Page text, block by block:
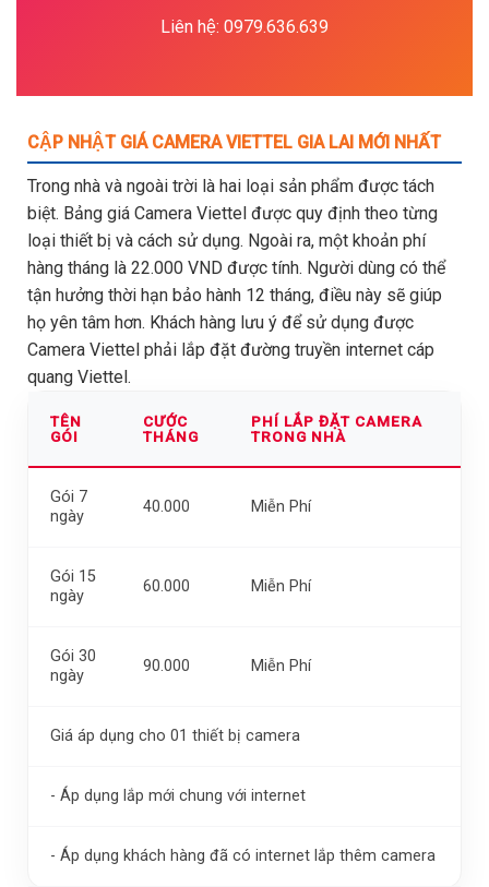
Liên hệ: 0979.636.639
CẬP NHẬT GIÁ CAMERA VIETTEL GIA LAI MỚI NHẤT
Trong nhà và ngoài trời là hai loại sản phẩm được tách
biệt. Bảng giá Camera Viettel được quy định theo từng
loại thiết bị và cách sử dụng. Ngoài ra, một khoản phí
hàng tháng là 22.000 VND được tính. Người dùng có thể
tận hưởng thời hạn bảo hành 12 tháng, điều này sẽ giúp
họ yên tâm hơn. Khách hàng lưu ý để sử dụng được
Camera Viettel phải lắp đặt đường truyền internet cáp
quang Viettel.
TÊN
GÓI
CƯỚC
THÁNG
PHÍ LẮP ĐẶT CAMERA
TRONG NHÀ
Gói 7
ngày
40.000 Miễn Phí
Gói 15
ngày
60.000 Miễn Phí
Gói 30
ngày
90.000 Miễn Phí
Giá áp dụng cho 01 thiết bị camera
- Áp dụng lắp mới chung với internet
- Áp dụng khách hàng đã có internet lắp thêm camera